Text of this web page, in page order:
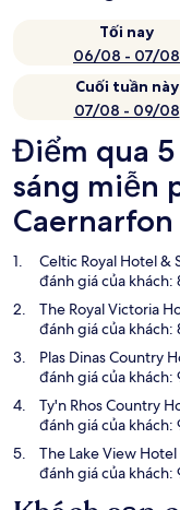
Tối nay
06/08 - 07/08
Cuối tuần này
07/08 - 09/08
Điểm qua 5
sáng miễn
Caernarfon
Celtic Royal Hotel &
đánh giá của
The Royal Victoria
đánh giá của
Plas Dinas Country
đánh giá của
Ty'n Rhos Country
đánh giá của
The Lake View Hotel
đánh giá của